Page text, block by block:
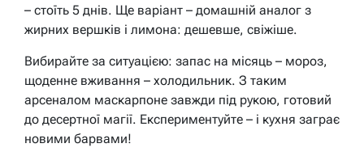
– стоїть 5 днів. Ще варіант – домашній аналог з
жирних вершків і лимона: дешевше, свіжіше.
Вибирайте за ситуацією: запас на місяць – мороз,
щоденне вживання – холодильник. З таким
арсеналом маскарпоне завжди під рукою, готовий
до десертної магії. Експериментуйте – і кухня заграє
новими барвами!